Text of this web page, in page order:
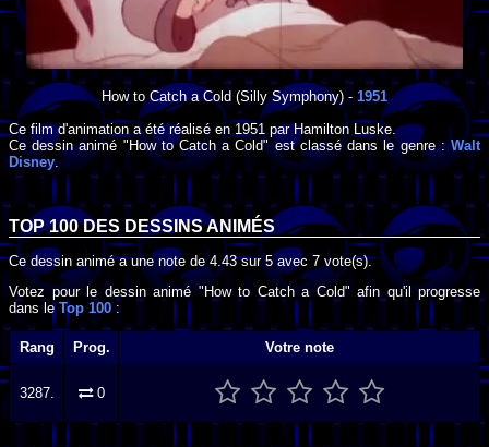
How to Catch a Cold (Silly Symphony) - 1951
Ce film d'animation a été réalisé en 1951 parHamilton Luske.
Ce dessin animé "How to Catch a Cold" est classé dans le genre :Walt
Disney.
TOP 100 DES DESSINS ANIMÉS
Ce dessin animé a une note de4.43sur5avec 7 vote(s).
Votez pour le dessin animé "How to Catch a Cold" afin qu'il progresse
dans le Top 100 :
Rang Prog. Votre note
3287. 0